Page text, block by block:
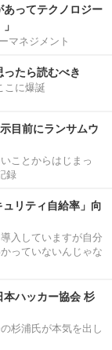
あってテクノロジー
マネジメント
ったら読むべき
こに爆誕
目前にランサムウ
ことからはじまっ
録
リティ自給率」向
入していますが自分
っていないんじゃな
本ハッカー協会 杉
杉浦氏が本気を出し